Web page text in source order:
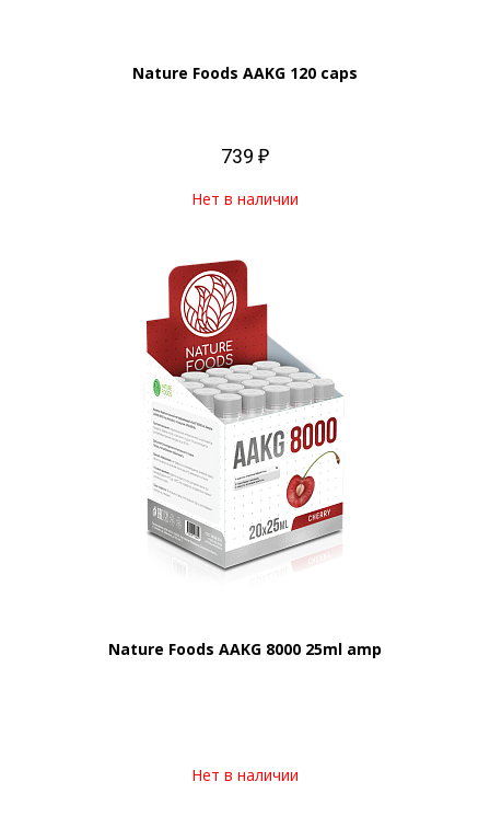
Nature Foods AAKG 120 caps
739 ₽
Нет в наличии
Nature Foods AAKG 8000 25ml amp
Нет в наличии